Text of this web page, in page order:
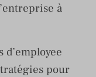
à
d’employee
pour